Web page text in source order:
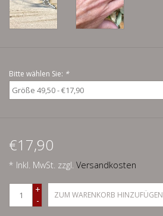
Accessoires
Men
Ledertasche Herzform
Kropfkette *designed by me*
Bitte wählen Sie: *
€17,90
* Inkl. MwSt. zzgl. Versandkosten
+
-
ZUM WARENKORB HINZUFÜGEN